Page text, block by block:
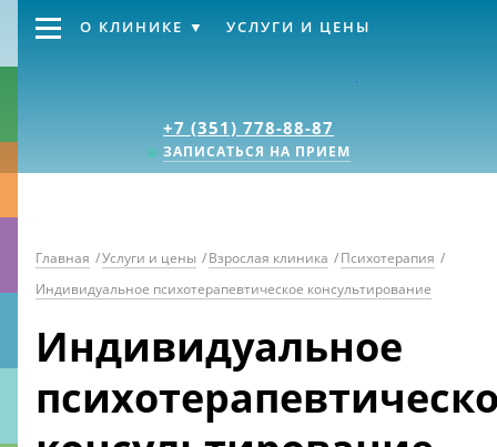
+7 (351) 778-88-87
ЗАПИСАТЬСЯ НА ПРИЕМ
О КЛИНИКЕ УСЛУГИ И ЦЕНЫ
Главная /Услуги и цены /Взрослая клиника /Психотерапия /
Индивидуальное психотерапевтическое консультирование
Индивидуальное